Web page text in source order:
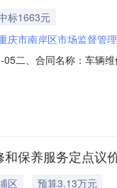
标1663元
庆市南岸区市场监督管
二、合同名称：车辆
跨世纪汽修规格型号
保养服务定点议
区
预算3.13万元